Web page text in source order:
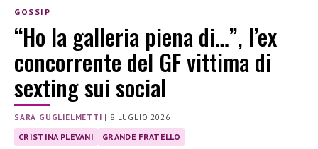
GOSSIP
“Ho la galleria piena di…”, l’ex
concorrente del GF vittima di
sexting sui social
SARA GUGLIELMETTI | 8 LUGLIO 2026
CRISTINA PLEVANI GRANDE FRATELLO